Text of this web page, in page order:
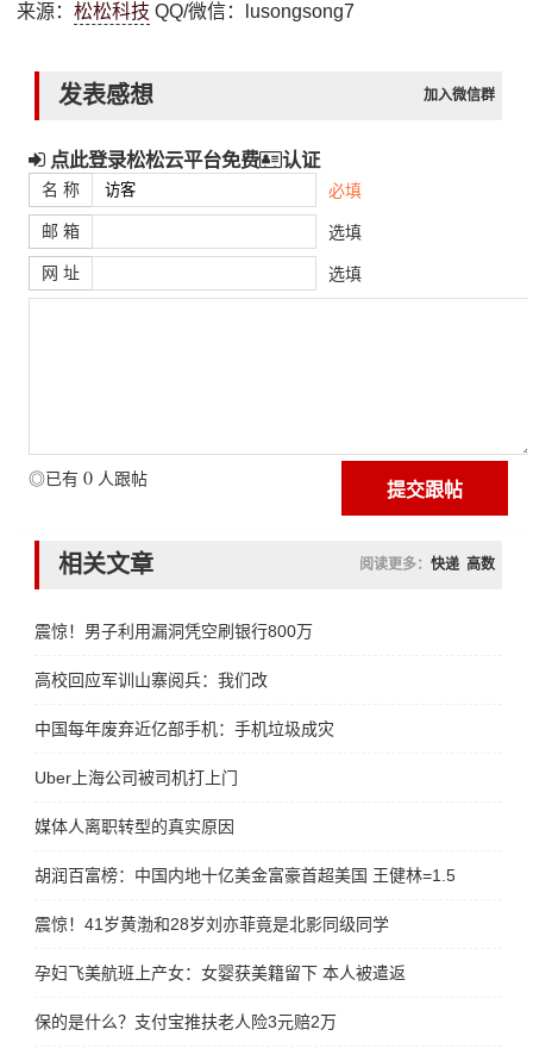
来源：松松科技 QQ/微信：lusongsong7
发表感想 加入微信群
点此登录松松云平台免费 认证
名 称 必填
邮 箱 选填
网 址 选填
◎已有 0 人跟帖
相关文章 阅读更多： 快递 高数
震惊！男子利用漏洞凭空刷银行800万
高校回应军训山寨阅兵：我们改
中国每年废弃近亿部手机：手机垃圾成灾
Uber上海公司被司机打上门
媒体人离职转型的真实原因
胡润百富榜：中国内地十亿美金富豪首超美国 王健林=1.5个马云
震惊！41岁黄渤和28岁刘亦菲竟是北影同级同学
孕妇飞美航班上产女：女婴获美籍留下 本人被遣返
保的是什么？支付宝推扶老人险3元赔2万